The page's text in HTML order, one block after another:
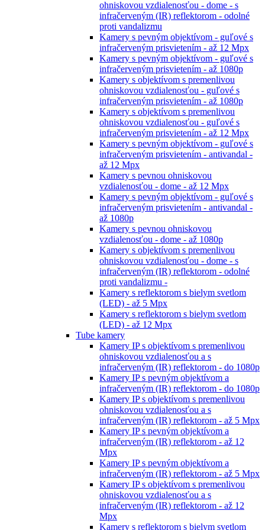
ohniskovou vzdialenosťou - dome - s
infračerveným (IR) reflektorom - odolné
proti vandalizmu
Kamery s pevným objektívom - guľové s
infračerveným prisvietením - až 12 Mpx
Kamery s pevným objektívom - guľové s
infračerveným prisvietením - až 1080p
Kamery s objektívom s premenlivou
ohniskovou vzdialenosťou - guľové s
infračerveným prisvietením - až 1080p
Kamery s objektívom s premenlivou
ohniskovou vzdialenosťou - guľové s
infračerveným prisvietením - až 12 Mpx
Kamery s pevným objektívom - guľové s
infračerveným prisvietením - antivandal -
až 12 Mpx
Kamery s pevnou ohniskovou
vzdialenosťou - dome - až 12 Mpx
Kamery s pevným objektívom - guľové s
infračerveným prisvietením - antivandal -
až 1080p
Kamery s pevnou ohniskovou
vzdialenosťou - dome - až 1080p
Kamery s objektívom s premenlivou
ohniskovou vzdialenosťou - dome - s
infračerveným (IR) reflektorom - odolné
proti vandalizmu -
Kamery s reflektorom s bielym svetlom
(LED) - až 5 Mpx
Kamery s reflektorom s bielym svetlom
(LED) - až 12 Mpx
Tube kamery
Kamery IP s objektívom s premenlivou
ohniskovou vzdialenosťou a s
infračerveným (IR) reflektorom - do 1080p
Kamery IP s pevným objektívom a
infračerveným (IR) reflektorom - do 1080p
Kamery IP s objektívom s premenlivou
ohniskovou vzdialenosťou a s
infračerveným (IR) reflektorom - až 5 Mpx
Kamery IP s pevným objektívom a
infračerveným (IR) reflektorom - až 12
Mpx
Kamery IP s pevným objektívom a
infračerveným (IR) reflektorom - až 5 Mpx
Kamery IP s objektívom s premenlivou
ohniskovou vzdialenosťou a s
infračerveným (IR) reflektorom - až 12
Mpx
Kamery s reflektorom s bielym svetlom